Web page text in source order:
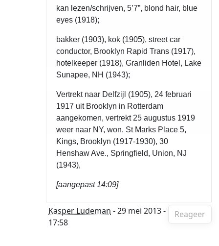
kan lezen/schrijven, 5’7”, blond hair, blue
eyes (1918);
bakker (1903), kok (1905), street car
conductor, Brooklyn Rapid Trans (1917),
hotelkeeper (1918), Granliden Hotel, Lake
Sunapee, NH (1943);
Vertrekt naar Delfzijl (1905), 24 februari
1917 uit Brooklyn in Rotterdam
aangekomen, vertrekt 25 augustus 1919
weer naar NY, won. St Marks Place 5,
Kings, Brooklyn (1917-1930), 30
Henshaw Ave., Springfield, Union, NJ
(1943),
[aangepast 14:09]
Reageer
Kasper Ludeman - 29 mei 2013 -
17:58